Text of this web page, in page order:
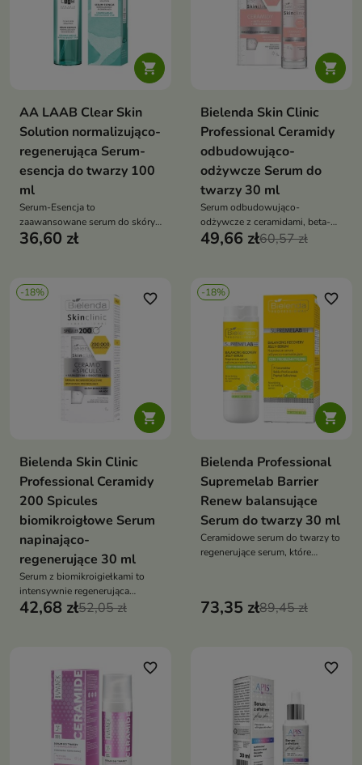

AA LAAB Clear Skin
Solution normalizująco-
regenerująca Serum-
esencja do twarzy 100
ml
Serum-Esencja to
zaawansowane serum do skóry
mieszanej, tłustej i skłonnej do
glikolowym i glutationem
wspiera redukcję zmian
skórnych, przebarwień oraz
blizn potrądzikowych,
jednocześnie zapewniając
nawilżenie i komfort skóry
36,60 zł

Bielenda Skin Clinic
Professional Ceramidy
odbudowująco-
odżywcze Serum do
twarzy 30 ml
Serum odbudowująco-
odżywcze z ceramidami, beta-
glukanem i aminokwasami to
przywraca skórze miękkość oraz
49,66 zł60,57 zł
-18%

favorite_border
Bielenda Skin Clinic
Professional Ceramidy
200 Spicules
biomikroigłowe Serum
napinająco-
regenerujące 30 ml
Serum z biomikroigiełkami to
intensywnie regenerująca
kuracja, która wygładza, ujędrnia
42,68 zł52,05 zł
-18%

favorite_border
Bielenda Professional
Supremelab Barrier
Renew balansujące
Serum do twarzy 30 ml
Ceramidowe serum do twarzy to
regenerujące serum, które
73,35 zł89,45 zł
favorite_border favorite_border